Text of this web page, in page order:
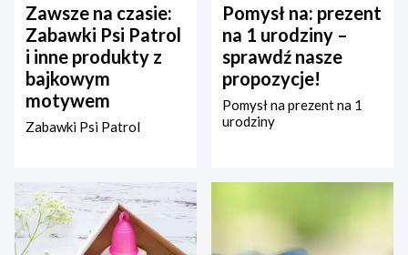
Zawsze na czasie:
Zabawki Psi Patrol
i inne produkty z
bajkowym
motywem
Zabawki Psi Patrol
Pomysł na: prezent
na 1 urodziny –
sprawdź nasze
propozycje!
Pomysł na prezent na 1
urodziny